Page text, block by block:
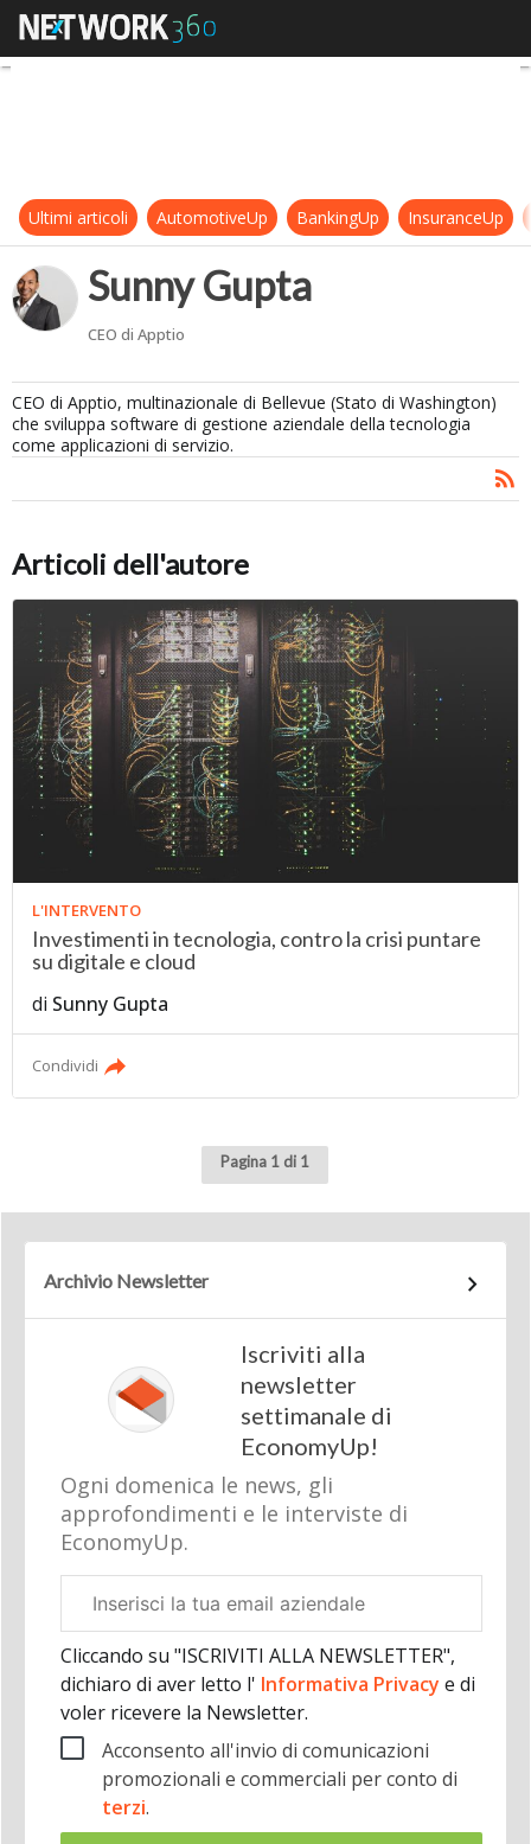
Sunny Gupta, CEO Apptio
Ultimi articoli AutomotiveUp BankingUp InsuranceUp
Sunny Gupta
CEO di Apptio
CEO di Apptio, multinazionale di Bellevue (Stato di Washington)
che sviluppa software di gestione aziendale della tecnologia
come applicazioni di servizio.
Articoli dell'autore
L'INTERVENTO
Investimenti in tecnologia, contro la crisi puntare
su digitale e cloud
di Sunny Gupta
Condividi
Pagina 1 di 1
Archivio Newsletter
Iscriviti alla
newsletter
settimanale di
EconomyUp!
Ogni domenica le news, gli
approfondimenti e le interviste di
EconomyUp.
aziendale
Cliccando su "ISCRIVITI ALLA NEWSLETTER",
dichiaro di aver letto l' Informativa Privacy e di
voler ricevere la Newsletter.
Acconsento all'invio di comunicazioni
promozionali e commerciali per conto di
terzi.